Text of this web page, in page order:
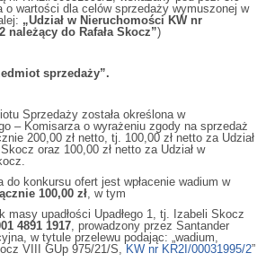
o wartości dla celów sprzedaży wymuszonej w
„Udział w Nieruchomości KW nr
należący do Rafała Skocz”)
sprzedaży”.
Sprzedaży została określona w
– Komisarza o wyrażeniu zgody na sprzedaż
200,00 zł netto, tj. 100,00 zł netto za Udział
oraz 100,00 zł netto za Udział w
do konkursu ofert jest wpłacenie wadium w
100,00 zł, w tym
masy upadłości Upadłego 1, tj. Izabeli Skocz
4891 1917, prowadzony przez Santander
w tytule przelewu podając: „wadium,
VIII GUp 975/21/S, KW nr KR2I/00031995/2”